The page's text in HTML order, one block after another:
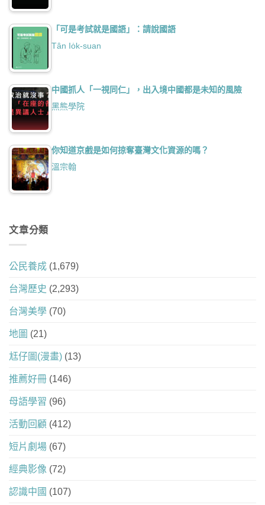
「可是考試就是國語」：請說國語
Tân Io̍k-suan
中國抓人「一視同仁」，出入境中國都是未知的風險
黑熊學院
你知道京戲是如何掠奪臺灣文化資源的嗎？
溫宗翰
文章分類
公民養成 (1,679)
台灣歷史 (2,293)
台灣美學 (70)
地圖 (21)
尪仔圖(漫畫) (13)
推薦好冊 (146)
母語學習 (96)
活動回顧 (412)
短片劇場 (67)
經典影像 (72)
認識中國 (107)